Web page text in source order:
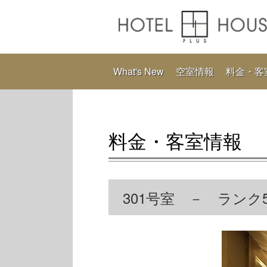
What's New 空室情報 料金・客
料金・客室情報
301号室 － ランク